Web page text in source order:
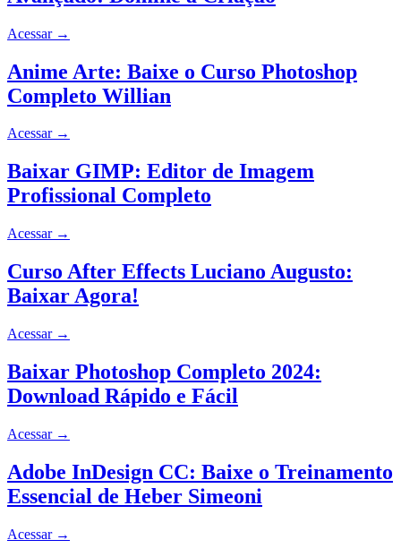
Acessar →
Anime Arte: Baixe o Curso Photoshop
Completo Willian
Acessar →
Baixar GIMP: Editor de Imagem
Profissional Completo
Acessar →
Curso After Effects Luciano Augusto:
Baixar Agora!
Acessar →
Baixar Photoshop Completo 2024:
Download Rápido e Fácil
Acessar →
Adobe InDesign CC: Baixe o Treinamento
Essencial de Heber Simeoni
Acessar →